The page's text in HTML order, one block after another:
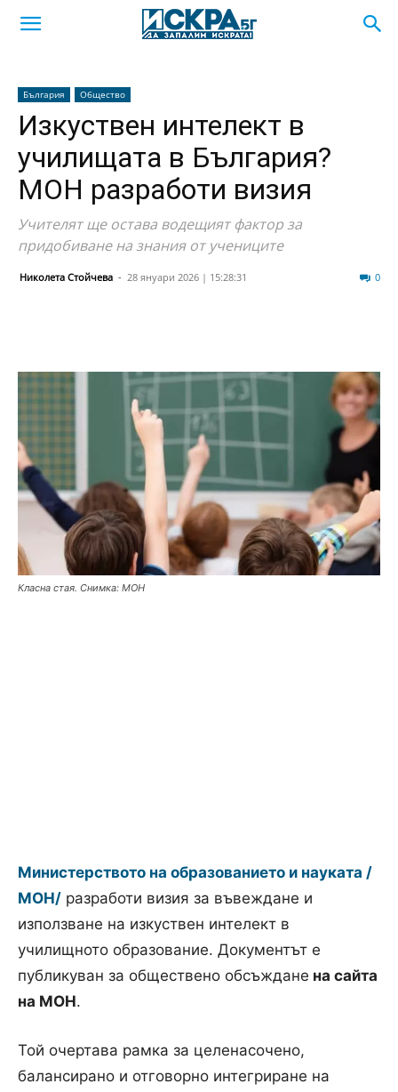
България Общество
Изкуствен интелект в
училищата в България?
МОН разработи визия
Учителят ще остава водещият фактор за
придобиване на знания от учениците
Николета Стойчева - 28 януари 2026 | 15:28:31 0
Класна стая. Снимка: МОН
Министерството на образованието и науката /
МОН/ разработи визия за въвеждане и
използване на изкуствен интелект в
училищното образование. Документът е
публикуван за обществено обсъждане на сайта
на МОН.
Той очертава рамка за целенасочено,
балансирано и отговорно интегриране на